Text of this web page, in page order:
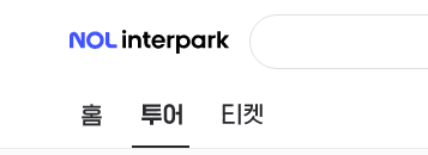
NOL 인터파크
홈 투어